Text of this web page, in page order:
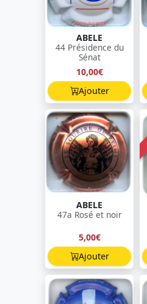
ABELE
44 Présidence du
Sénat
10,00€
Ajouter
ABELE
47a Rosé et noir
5,00€
Ajouter